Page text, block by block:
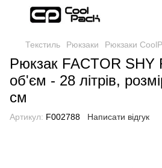
Текстиль Рюкзаки Рюкзаки
Рюкзак FACTOR SHY
об'єм - 28 літрів,
см
Артикул: F002788 Написати відгук